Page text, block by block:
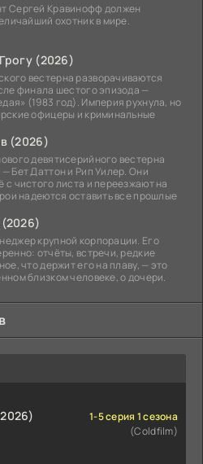
Сергей Кравинофф должен
охотник в мире.
(2026)
вестерна разворачиваются
финала шестого эпизода —
(1983 год). Империя рухнула, но
офицеры и криминальные
(2026)
девятисерийного вестерна
Бет Даттон и Рип Уилер. Они
с чистого листа и переезжают на
надеются оставить все прошлые
крупной корпорации. Его
отчёты, встречи, редкие
что держит его на плаву, — это
близком человеке, о дочери.
1-5 серия 1 сезона
(Coldfilm)